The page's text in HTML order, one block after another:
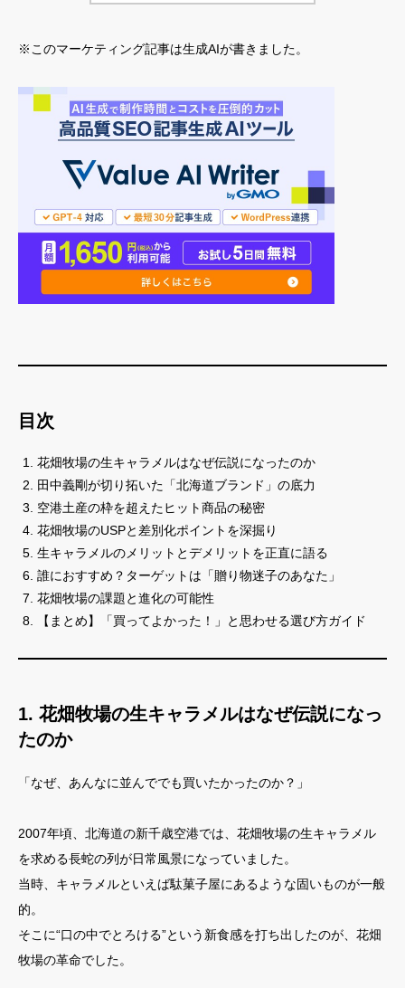
※このマーケティング記事は生成AIが書きました。
目次
花畑牧場の生キャラメルはなぜ伝説になったのか
田中義剛が切り拓いた「北海道ブランド」の底力
空港土産の枠を超えたヒット商品の秘密
花畑牧場のUSPと差別化ポイントを深掘り
生キャラメルのメリットとデメリットを正直に語る
誰におすすめ？ターゲットは「贈り物迷子のあなた」
花畑牧場の課題と進化の可能性
【まとめ】「買ってよかった！」と思わせる選び方ガイド
1. 花畑牧場の生キャラメルはなぜ伝説になっ
たのか
「なぜ、あんなに並んででも買いたかったのか？」
2007年頃、北海道の新千歳空港では、花畑牧場の生キャラメル
を求める長蛇の列が日常風景になっていました。
当時、キャラメルといえば駄菓子屋にあるような固いものが一般
的。
そこに“口の中でとろける”という新食感を打ち出したのが、花畑
牧場の革命でした。
プライバシーポリシー
LINE公式